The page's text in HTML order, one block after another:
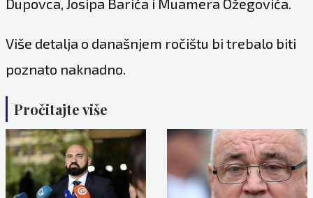
Dupovca, Josipa Barića i Muamera Ožegovića.
Više detalja o današnjem ročištu bi trebalo biti
poznato naknadno.
Pročitajte više